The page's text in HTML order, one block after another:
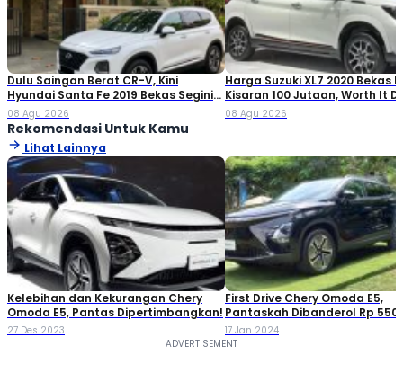
Dulu Saingan Berat CR-V, Kini
Hyundai Santa Fe 2019 Bekas Segini
Harganya
08 Agu 2026
Harga Suzuki XL7 2020 Bekas
Kisaran 100 Jutaan, Worth It
08 Agu 2026
Rekomendasi Untuk Kamu
Lihat Lainnya
Kelebihan dan Kekurangan Chery
Omoda E5, Pantas Dipertimbangkan!
27 Des 2023
First Drive Chery Omoda E5,
Pantaskah Dibanderol Rp 550
Jutaan?
17 Jan 2024